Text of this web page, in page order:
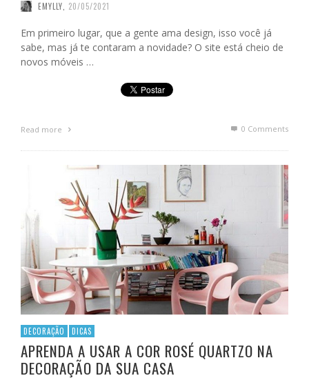
EMYLLY 20/05/2021
Em primeiro lugar, que a gente ama design, isso você já
sabe, mas já te contaram a novidade? O site está cheio de
novos móveis …
Read more 0 Comments
DECORAÇÃO DICAS
APRENDA A USAR A COR ROSÉ QUARTZO NA
DECORAÇÃO DA SUA CASA